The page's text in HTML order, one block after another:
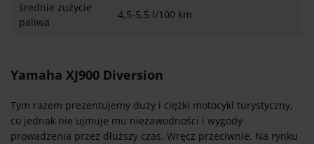
średnie zużycie
paliwa
4,5-5,5 l/100 km
Yamaha XJ900 Diversion
Tym razem prezentujemy duży i ciężki motocykl turystyczny,
co jednak nie ujmuje mu niezawodności i wygody
prowadzenia przez dłuższy czas. Wręcz przeciwnie. Na rynku